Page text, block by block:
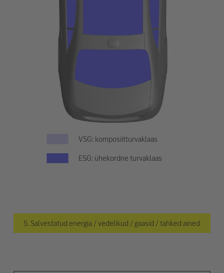
VSG: komposiitturvaklaas
ESG: ühekordne turvaklaas
5. Salvestatud energia / vedelikud / gaasid / tahked ained